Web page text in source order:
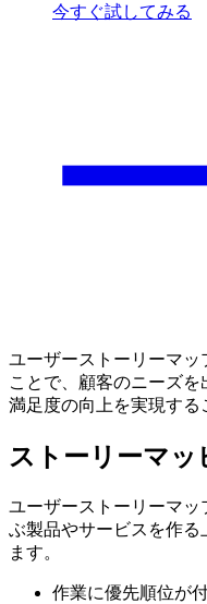
今すぐ試してみる
ユーザーストーリーマッ
ことで、顧客のニーズ
満足度の向上を実現する
ストーリーマッ
ユーザーストーリーマ
ぶ製品やサービスを作
ます。
作業に優先順位が